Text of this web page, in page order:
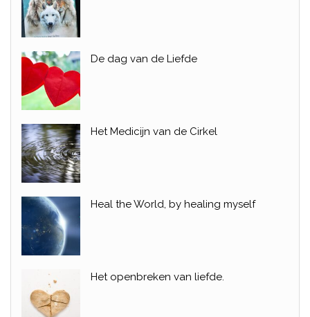
De dag van de Liefde
Het Medicijn van de Cirkel
Heal the World, by healing myself
Het openbreken van liefde.